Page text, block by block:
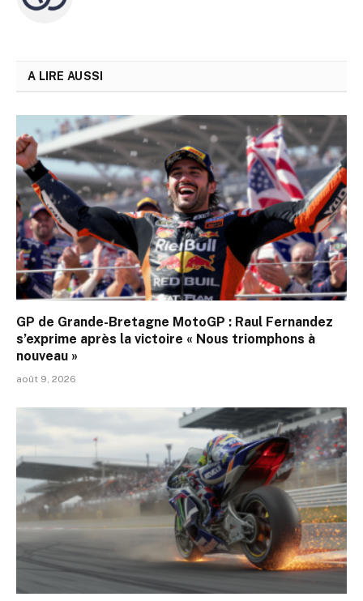
A LIRE AUSSI
GP de Grande-Bretagne MotoGP : Raul Fernandez
s’exprime après la victoire « Nous triomphons à
nouveau »
août 9, 2026